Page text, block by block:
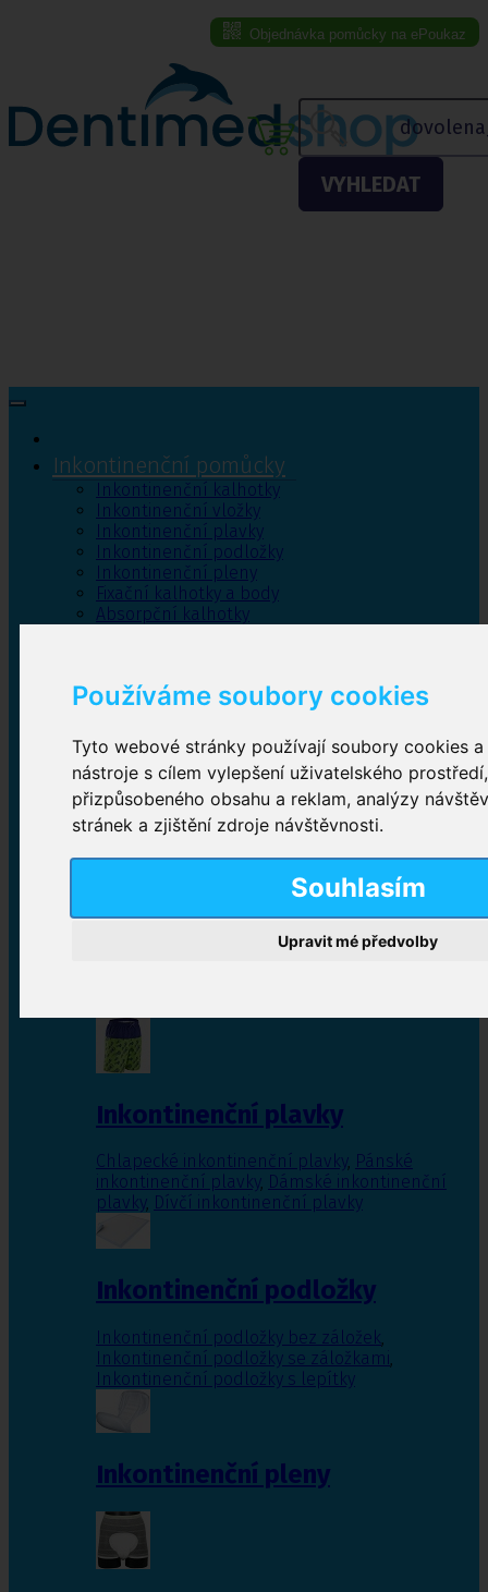
Používáme soubory cookies
Tyto webové stránky používají soubory cookies
nástroje s cílem vylepšení uživatelského
přizpůsobeného obsahu a reklam, analýzy
stránek a zjištění zdroje návštěvnosti.
Souhlasím
Upravit mé předvolby
Objednávka pomůcky na ePoukaz
VYHLEDAT
Inkontinenční pomůcky
Inkontinenční kalhotky
Inkontinenční vložky
Inkontinenční plavky
Inkontinenční podložky
Inkontinenční pleny
Fixační kalhotky a body
Absorpční kalhotky
Inkontinenční kalhotky
Plenkové kalhotky navlékací,Plenkové kalhotky
zalepovací,Inkontinenční kalhotky dámské
Inkontinenční vložky
Inkontinenční plavky
Chlapecké inkontinenční plavky, Pánské
inkontinenční plavky, Dámské inkontinenční
plavky, Dívčí inkontinenční plavky
Inkontinenční podložky
Inkontinenční podložky bez záložek,
Inkontinenční podložky se záložkami,
Inkontinenční podložky s lepítky
Inkontinenční pleny